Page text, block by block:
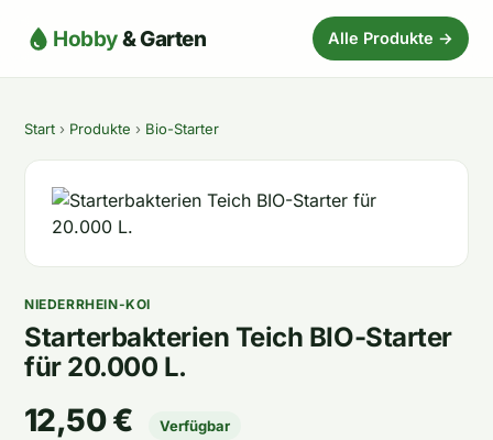
Hobby& Garten Alle Produkte →
Start › Produkte › Bio-Starter
NIEDERRHEIN-KOI
Starterbakterien Teich BIO-Starter
für 20.000 L.
12,50 € Verfügbar